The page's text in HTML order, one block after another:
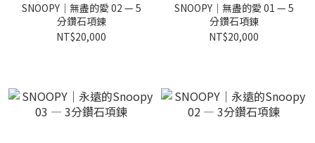
SNOOPY｜無盡的愛 02 — 5
分鑽石項鍊
NT$20,000
SNOOPY｜無盡的愛 01 — 5
分鑽石項鍊
NT$20,000